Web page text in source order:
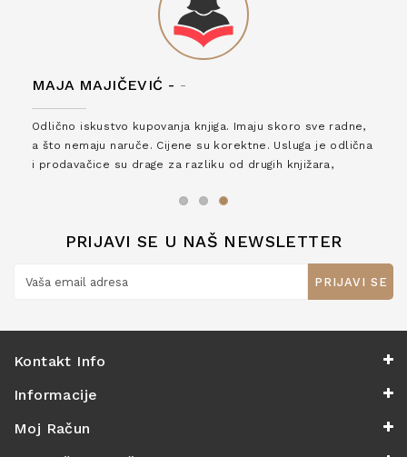
MAJA MAJIČEVIĆ - -
Odlično iskustvo kupovanja knjiga. Imaju skoro sve radne,
a što nemaju naruče. Cijene su korektne. Usluga je odlična
i prodavačice su drage za razliku od drugih knjižara,
PRIJAVI SE U NAŠ NEWSLETTER
PRIJAVI SE
Kontakt Info
Informacije
Moj Račun